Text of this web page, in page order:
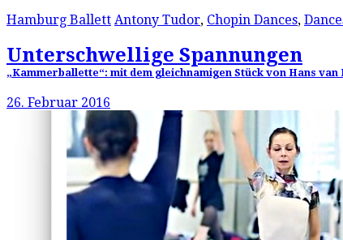
Hamburg Ballett Antony Tudor, Chopin Dances,
Unterschwellige Spannungen
„Kammerballette“: mit dem gleichnamigen Stück von Hans
26. Februar 2016